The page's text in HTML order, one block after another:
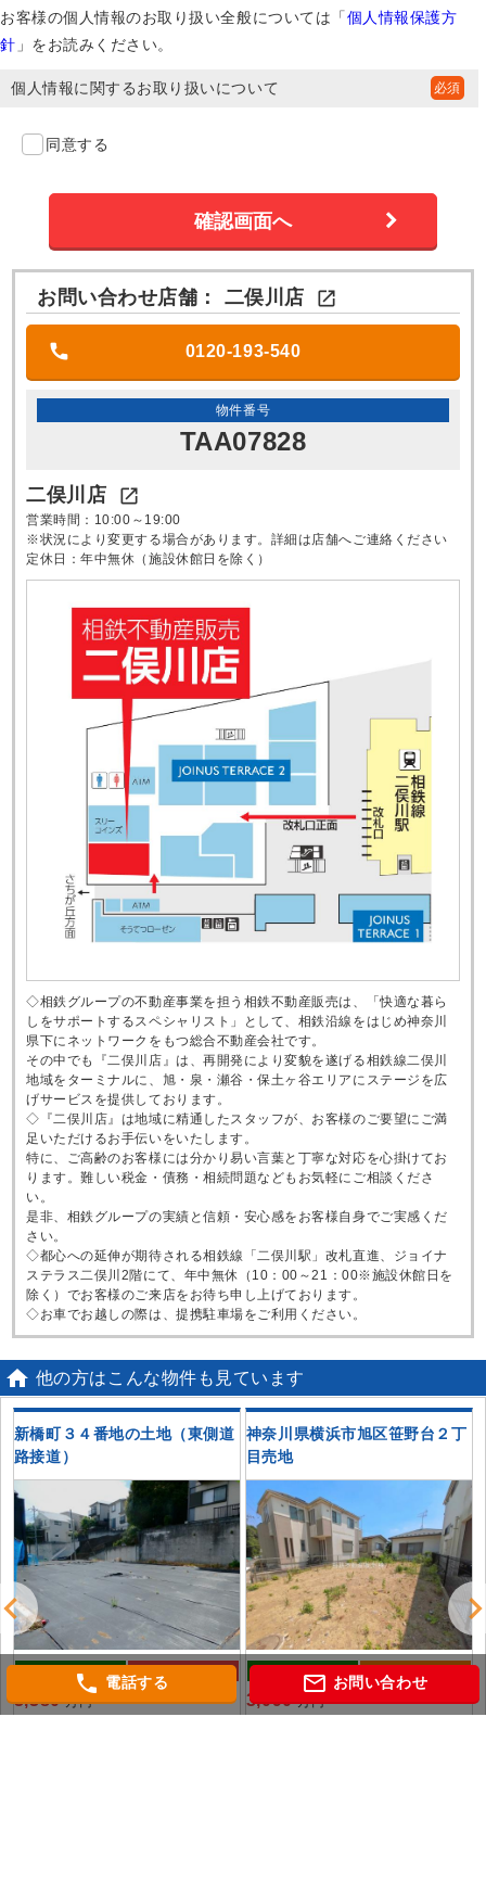
お客様の個人情報のお取り扱い全般については「個人情報保護方
針 」をお読みください。
個人情報に関するお取り扱いについて
同意する
お問い合わせ店舗： 二俣川店 
0120-193-540
物件番号
TAA07828
二俣川店 
営業時間：10:00～19:00
※状況により変更する場合があります。詳細は店舗へご連絡ください
定休日：年中無休（施設休館日を除く）
◇相鉄グループの不動産事業を担う相鉄不動産販売は、「快適な暮ら
しをサポートするスペシャリスト」として、相鉄沿線をはじめ神奈川
県下にネットワークをもつ総合不動産会社です。
その中でも『二俣川店』は、再開発により変貌を遂げる相鉄線二俣川
地域をターミナルに、旭・泉・瀬谷・保土ヶ谷エリアにステージを広
げサービスを提供しております。
◇『二俣川店』は地域に精通したスタッフが、お客様のご要望にご満
足いただけるお手伝いをいたします。
特に、ご高齢のお客様には分かり易い言葉と丁寧な対応を心掛けてお
ります。難しい税金・債務・相続問題などもお気軽にご相談くださ
い。
是非、相鉄グループの実績と信頼・安心感をお客様自身でご実感くだ
さい。
◇都心への延伸が期待される相鉄線「二俣川駅」改札直進、ジョイナ
ステラス二俣川2階にて、年中無休（10：00～21：00※施設休館日を
除く）でお客様のご来店をお待ち申し上げております。
◇お車でお越しの際は、提携駐車場をご利用ください。
 他の方はこんな物件も見ています
新橋町３４番地の土地（東側道
路接道）
3,380万円
神奈川県横浜市旭区笹野台２丁
目売地
3,090万円
phone 電話する mail_outline お問い合わせ